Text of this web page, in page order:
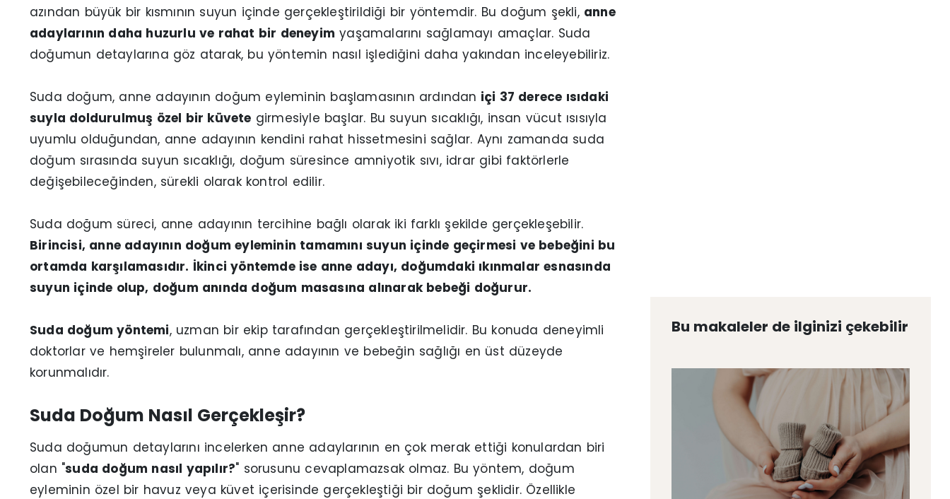
azından büyük bir kısmının suyun içinde gerçekleştirildiği bir yöntemdir. Bu doğum şekli, anne
adaylarının daha huzurlu ve rahat bir deneyim yaşamalarını sağlamayı amaçlar. Suda
doğumun detaylarına göz atarak, bu yöntemin nasıl işlediğini daha yakından inceleyebiliriz.
Suda doğum, anne adayının doğum eyleminin başlamasının ardından içi 37 derece ısıdaki
suyla doldurulmuş özel bir küvete girmesiyle başlar. Bu suyun sıcaklığı, insan vücut ısısıyla
uyumlu olduğundan, anne adayının kendini rahat hissetmesini sağlar. Aynı zamanda suda
doğum sırasında suyun sıcaklığı, doğum süresince amniyotik sıvı, idrar gibi faktörlerle
değişebileceğinden, sürekli olarak kontrol edilir.
Suda doğum süreci, anne adayının tercihine bağlı olarak iki farklı şekilde gerçekleşebilir.
Birincisi, anne adayının doğum eyleminin tamamını suyun içinde geçirmesi ve bebeğini bu
ortamda karşılamasıdır. İkinci yöntemde ise anne adayı, doğumdaki ıkınmalar esnasında
suyun içinde olup, doğum anında doğum masasına alınarak bebeği doğurur.
Suda doğum yöntemi, uzman bir ekip tarafından gerçekleştirilmelidir. Bu konuda deneyimli
doktorlar ve hemşireler bulunmalı, anne adayının ve bebeğin sağlığı en üst düzeyde
korunmalıdır.
Suda Doğum Nasıl Gerçekleşir?
Suda doğumun detaylarını incelerken anne adaylarının en çok merak ettiği konulardan biri
olan "suda doğum nasıl yapılır?" sorusunu cevaplamazsak olmaz. Bu yöntem, doğum
eyleminin özel bir havuz veya küvet içerisinde gerçekleştiği bir doğum şeklidir. Özellikle
Bu makaleler de ilginizi çekebilir